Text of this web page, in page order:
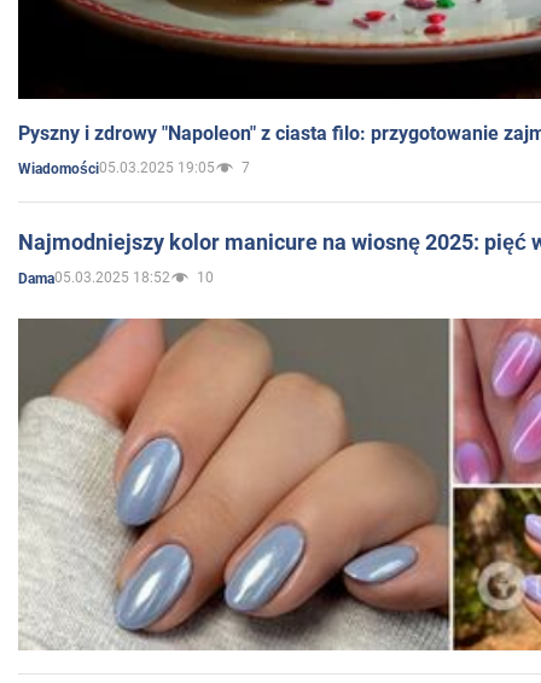
Pyszny i zdrowy "Napoleon" z ciasta filo: przygotowanie
Wiadomości05.03.2025 19:05 7
Najmodniejszy kolor manicure na wiosnę 2025: pięć
Dama05.03.2025 18:52 10